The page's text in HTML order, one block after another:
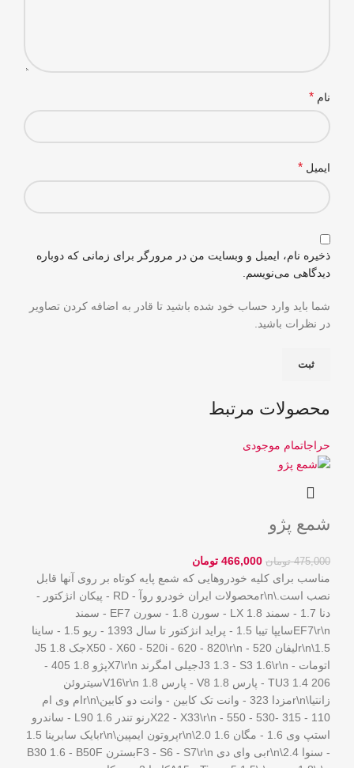
نام *
ایمیل *
ذخیره نام، ایمیل و وبسایت من در مرورگر برای زمانی که دوباره
دیدگاهی می‌نویسم.
شما باید وارد حساب خود شده باشید تا قادر به اضافه کردن تصاویر
در نظرات باشید.
محصولات مرتبط
حراجاتمام موجودی
شمع پژو
475,000 تومان 466,000 تومان
مناسب برای کلیه خودروهایی که شمع پایه کوتاه بر روی آنها قابل
نصب است.\r\nمحصولات ایران خودرو روآ - RD - پیکان انژکتور -
دنا 1.7 - سمند LX 1.8 - سورن 1.8 - سورن EF7 - سمند
EF7\r\nسایپا تیبا 1.5 - پراید انژکتور تا سال 1393 - ریو 1.5 - ساینا
1.5\r\nلیفان 520 - X50 - X60 - 520i - 620 - 820\r\nجک J5 1.8
اتومات - J3 1.3 - S3 1.6\r\nجیلی امگرند X7\r\nپژو 1.8 405 -
206 TU3 1.4 - پارس V8 1.8 - پارس 1.8 V16\r\nسیتروئن
زانتیا\r\nمزدا 323 - وانت تک کابین - وانت دو کابین\r\nام وی ام
110 - 315 -530 - 550 - X22 - X33\r\nرنو تندر L90 1.6 - ساندرو
استپ وی 1.6 - مگان 1.6 2.0\r\nپروتون ایمپین\r\nبایک سابرینا 1.5
- سنوا 2.4\r\nبی وای دی F3 - S6 - S7\r\nبسترن B30 1.6 - B50F